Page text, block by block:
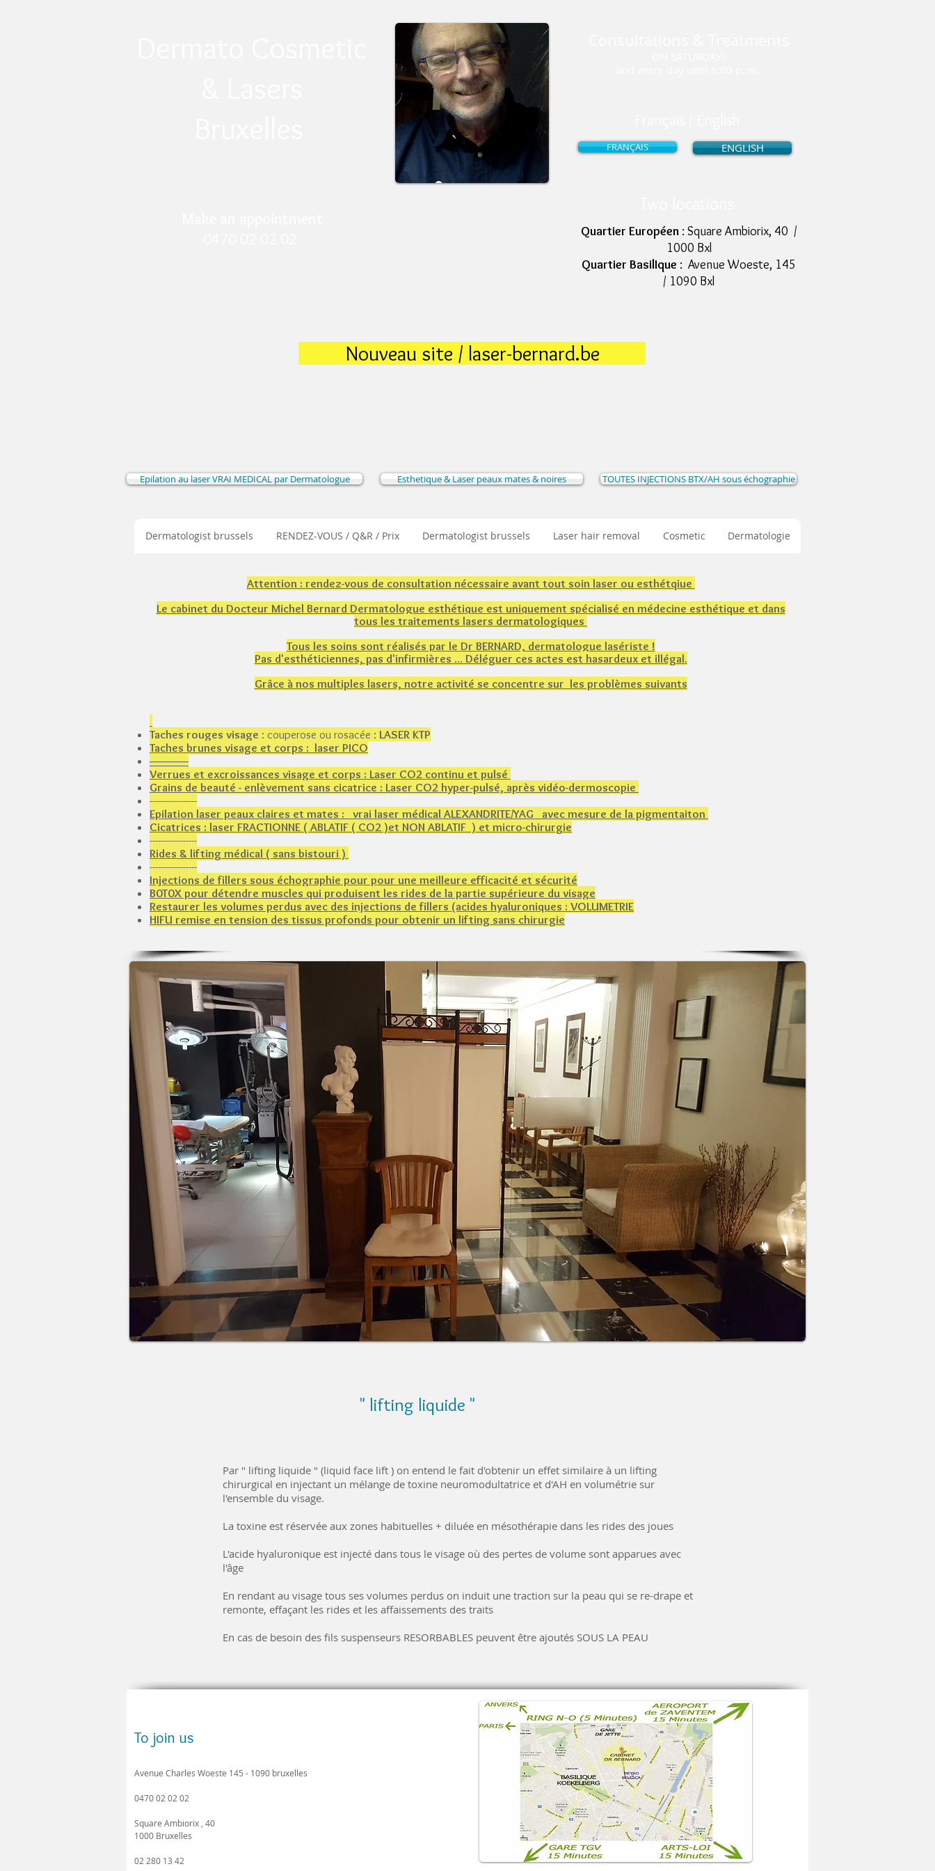
FRANÇAIS ENGLISH
Quartier Européen : Square Ambiorix, 40 /
1000 Bxl
Quartier BasilIque : Avenue Woeste, 145
/ 1090 Bxl
Nouveau site / laser-bernard.be
Epilation au laser VRAI MEDICAL par Dermatologue Esthetique & Laser peaux mates & noires TOUTES INJECTIONS BTX/AH sous échographie
Dermatologist brussels RENDEZ-VOUS / Q&R / Prix Dermatologist brussels Laser hair removal Cosmetic Dermatologie
Attention : rendez-vous de consultation nécessaire avant tout soin laser ou esthétqiue
Le cabinet du Docteur Michel Bernard Dermatologue esthétique est uniquement spécialisé en médecine esthétique et dans
tous les traitements lasers dermatologiques
Tous les soins sont réalisés par le Dr BERNARD, dermatologue lasériste !
Pas d'esthéticiennes, pas d'infirmières ... Déléguer ces actes est hasardeux et illégal.
Grâce à nos multiples lasers, notre activité se concentre sur les problèmes suivants
Taches rouges visage : couperose ou rosacée : LASER KTP
Taches brunes visage et corps : laser PICO
--------------​
Verrues et excroissances visage et corps : Laser CO2 continu et pulsé
Grains de beauté - enlèvement sans cicatrice : Laser CO2 hyper-pulsé, après vidéo-dermoscopie
-----------------
Epilation laser peaux claires et mates : vrai laser médical ALEXANDRITE/YAG avec mesure de la pigmentaiton
Cicatrices : laser FRACTIONNE ( ABLATIF ( CO2 )et NON ABLATIF ) et micro-chirurgie
-----------------
Rides & lifting médical ( sans bistouri )
-----------------
Injections de fillers sous échographie pour pour une meilleure efficacité et sécurité
B0T0X pour détendre muscles qui produisent les rides de la partie supérieure du visage
Restaurer les volumes perdus avec des injections de fillers (acides hyaluroniques​ : VOLUMETRIE
HIFU remise en tension des tissus profonds pour obtenir un lifting sans chirurgie
" lifting liquide "
Par " lifting liquide " (liquid face lift ) on entend le fait d'obtenir un effet similaire à un lifting
chirurgical en injectant un mélange de toxine neuromodultatrice et d'AH en volumétrie sur
l'ensemble du visage.
La toxine est réservée aux zones habituelles + diluée en mésothérapie dans les rides des joues
L'acide hyaluronique est injecté dans tous le visage où des pertes de volume sont apparues avec
l'âge
En rendant au visage tous ses volumes perdus on induit une traction sur la peau qui se re-drape et
remonte, effaçant les rides et les affaissements des traits
En cas de besoin des fils suspenseurs RESORBABLES peuvent être ajoutés SOUS LA PEAU
To join us
Avenue Charles Woeste 145 - 1090 bruxelles
0470 02 02 02
Square Ambiorix , 40
1000 Bruxelles
02 280 13 42